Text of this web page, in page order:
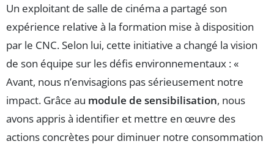
Un exploitant de salle de cinéma a partagé son
expérience relative à la formation mise à disposition
par le CNC. Selon lui, cette initiative a changé la vision
de son équipe sur les défis environnementaux : «
Avant, nous n’envisagions pas sérieusement notre
impact. Grâce au module de sensibilisation, nous
avons appris à identifier et mettre en œuvre des
actions concrètes pour diminuer notre consommation